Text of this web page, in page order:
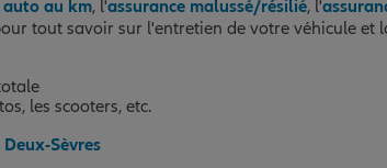
auto au km, l'assurance malussé/résilié, l'
tout savoir sur l'entretien de votre véhicule et
les scooters, etc.
Sèvres